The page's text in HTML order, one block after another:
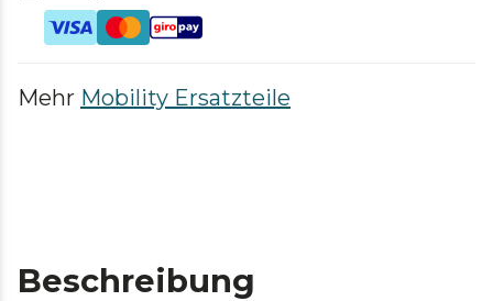
Mehr Mobility Ersatzteile
Beschreibung